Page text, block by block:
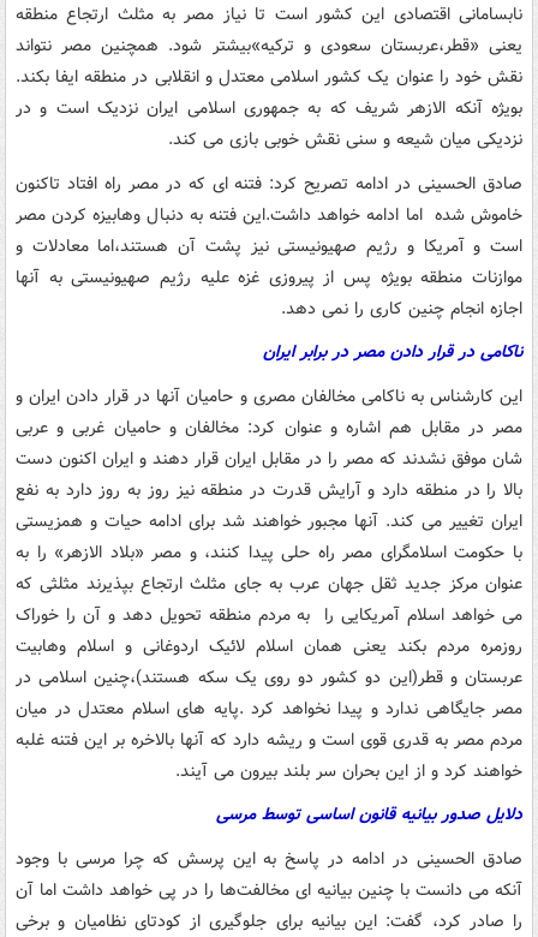
نابسامانی اقتصادی این کشور است تا نیاز مصر به مثلث ارتجاع منطقه
یعنی «قطر،عربستان سعودی و ترکیه»بیشتر شود. همچنین مصر نتواند
نقش خود را عنوان یک کشور اسلامی معتدل و انقلابی در منطقه ایفا بکند.
بویژه آنکه الازهر شریف که به جمهوری اسلامی ایران نزدیک است و در
نزدیکی میان شیعه و سنی نقش خوبی بازی می کند.
صادق الحسینی در ادامه تصریح کرد: فتنه ای که در مصر راه افتاد تاکنون
خاموش شده اما ادامه خواهد داشت.این فتنه به دنبال وهابیزه کردن مصر
است و آمریکا و رژیم صهیونیستی نیز پشت آن هستند،اما معادلات و
موازنات منطقه بویژه پس از پیروزی غزه علیه رژیم صهیونیستی به آنها
اجازه انجام چنین کاری را نمی دهد.
ناکامی در قرار دادن مصر در برابر ایران
این کارشناس به ناکامی مخالفان مصری و حامیان آنها در قرار دادن ایران و
مصر در مقابل هم اشاره و عنوان کرد: مخالفان و حامیان غربی و عربی
شان موفق نشدند که مصر را در مقابل ایران قرار دهند و ایران اکنون دست
بالا را در منطقه دارد و آرایش قدرت در منطقه نیز روز به روز دارد به نفع
ایران تغییر می کند. آنها مجبور خواهند شد برای ادامه حیات و همزیستی
با حکومت اسلامگرای مصر راه حلی پیدا کنند، و مصر «بلاد الازهر» را به
عنوان مرکز جدید ثقل جهان عرب به جای مثلث ارتجاع بپذیرند مثلثی که
می خواهد اسلام آمریکایی را به مردم منطقه تحویل دهد و آن را خوراک
روزمره مردم بکند یعنی همان اسلام لائیک اردوغانی و اسلام وهابیت
عربستان و قطر(این دو کشور دو روی یک سکه هستند)،چنین اسلامی در
مصر جایگاهی ندارد و پیدا نخواهد کرد .پایه های اسلام معتدل در میان
مردم مصر به قدری قوی است و ریشه دارد که آنها بالاخره بر این فتنه غلبه
خواهند کرد و از این بحران سر بلند بیرون می آیند.
دلایل صدور بیانیه قانون اساسی توسط مرسی
صادق الحسینی در ادامه در پاسخ به این پرسش که چرا مرسی با وجود
آنکه می دانست با چنین بیانیه ای مخالفت‌ها را در پی خواهد داشت اما آن
را صادر کرد، گفت: این بیانیه برای جلوگیری از کودتای نظامیان و برخی